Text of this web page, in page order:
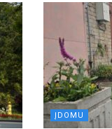
ĮDOMU